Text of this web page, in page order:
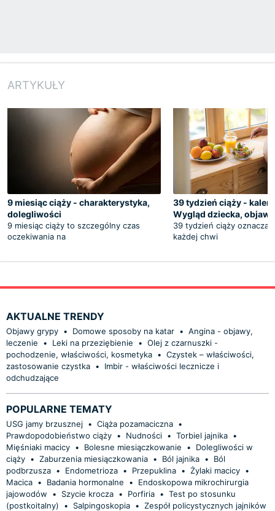
ARTYKUŁY
9 miesiąc ciąży - charakterystyka,
dolegliwości
9 miesiąc ciąży to szczególny czas
oczekiwania na
39 tydzień ciąży -
Wygląd dziecka,
39 tydzień ciąży oznacza,
każdej chwi
AKTUALNE TRENDY
Objawy grypy • Domowe sposoby na katar • Angina - objawy,
leczenie
• Leki na przeziębienie • Olej z czarnuszki -
pochodzenie, właściwości, kosmetyka • Czystek – właściwości,
zastosowanie czystka •
Imbir - właściwości lecznicze i
odchudzające
POPULARNE TEMATY
USG jamy brzusznej • Ciąża pozamaciczna •
Prawdopodobieństwo ciąży • Nudności • Torbiel jajnika •
Mięśniaki macicy • Bolesne miesiączkowanie •
Dolegliwości w
ciąży • Zaburzenia miesiączkowania • Ból jajnika •
Ból
podbrzusza • Endometrioza • Przepuklina • Żylaki macicy •
Macica • Badania hormonalne •
Endoskopowa mikrochirurgia
jajowodów
• Szycie krocza • Porfiria • Test po stosunku
(postkoitalny)
• Salpingoskopia • Zespół policystycznych jajników